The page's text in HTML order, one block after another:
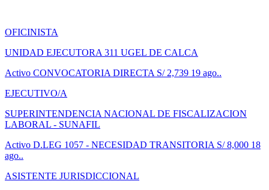
OFICINISTA
UNIDAD EJECUTORA 311 UGEL DE CALCA
Activo CONVOCATORIA DIRECTA S/ 2,739 19 ago..
EJECUTIVO/A
SUPERINTENDENCIA NACIONAL DE FISCALIZACION
LABORAL - SUNAFIL
Activo D.LEG 1057 - NECESIDAD TRANSITORIA S/ 8,000 18
ago..
ASISTENTE JURISDICCIONAL